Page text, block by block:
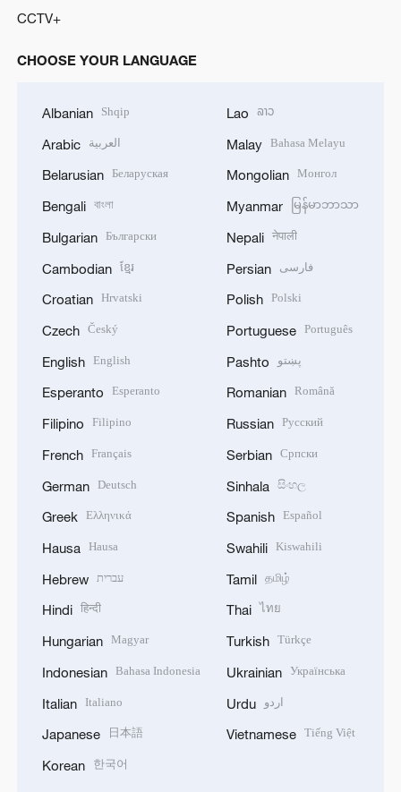
CCTV+
CHOOSE YOUR LANGUAGE
Albanian Shqip
Arabic العربية
Belarusian Беларуская
Bengali বাংলা
Bulgarian Български
Cambodian ខ្មែរ
Croatian Hrvatski
Czech Český
English English
Esperanto Esperanto
Filipino Filipino
French Français
German Deutsch
Greek Ελληνικά
Hausa Hausa
Hebrew עברית
Hindi हिन्दी
Hungarian Magyar
Indonesian Bahasa Indonesia
Italian Italiano
Japanese 日本語
Korean 한국어
Lao ລາວ
Malay Bahasa Melayu
Mongolian Монгол
Myanmar မြန်မာဘာသာ
Nepali नेपाली
Persian فارسی
Polish Polski
Portuguese Português
Pashto پښتو
Romanian Română
Russian Русский
Serbian Српски
Sinhala සිංහල
Spanish Español
Swahili Kiswahili
Tamil தமிழ்
Thai ไทย
Turkish Türkçe
Ukrainian Українська
Urdu اردو
Vietnamese Tiếng Việt